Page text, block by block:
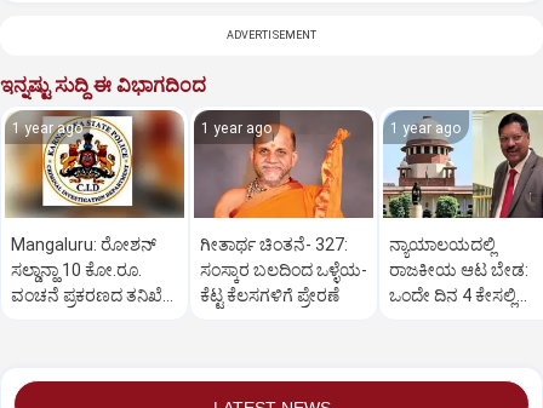
ADVERTISEMENT
ಇನ್ನಷ್ಟು ಸುದ್ದಿ ಈ ವಿಭಾಗದಿಂದ
1 year ago
Mangaluru: ರೋಶನ್‌
ಸಲ್ಡಾನ್ಹಾ 10 ಕೋ.ರೂ.
ವಂಚನೆ ಪ್ರಕರಣದ ತನಿಖೆ
1 year ago
ಗೀತಾರ್ಥ ಚಿಂತನೆ- 327:
ಸಂಸ್ಕಾರ ಬಲದಿಂದ ಒಳ್ಳೆಯ-
ಕೆಟ್ಟ ಕೆಲಸಗಳಿಗೆ ಪ್ರೇರಣೆ
1 year ago
ನ್ಯಾಯಾಲಯದಲ್ಲಿ
ರಾಜಕೀಯ ಆಟ ಬೇಡ:
ಒಂದೇ ದಿನ 4 ಕೇಸಲ್ಲಿ